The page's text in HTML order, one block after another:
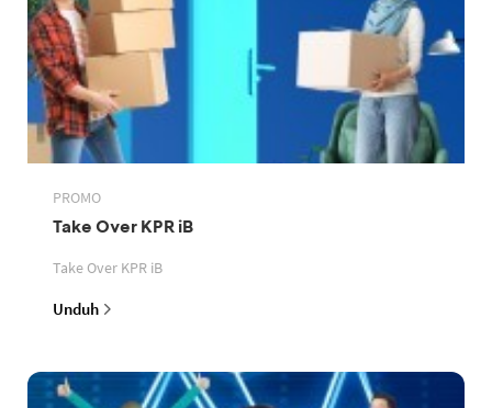
PROMO
Take Over KPR iB
Take Over KPR iB
Unduh